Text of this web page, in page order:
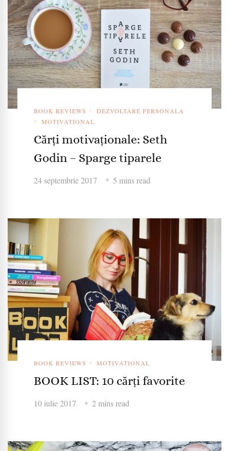
BOOK REVIEWS
DEZVOLTARE PERSONALA
MOTIVATIONAL
Cărți motivaționale: Seth
Godin – Sparge tiparele
24 septembrie 2017 5 mins read
BOOK REVIEWS MOTIVATIONAL
BOOK LIST: 10 cărți favorite
10 iulie 2017 2 mins read